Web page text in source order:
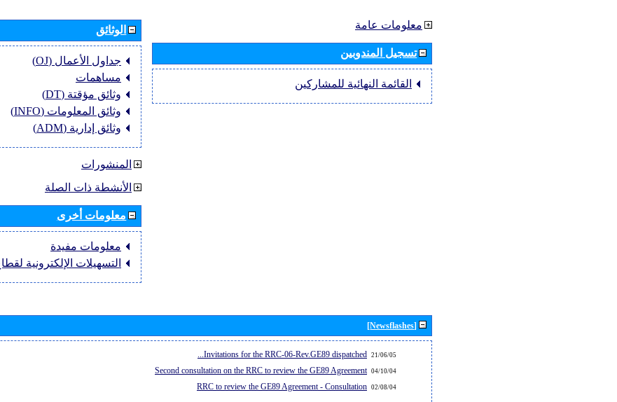
الوثائق
جداول الأعمال (OJ)
مساهمات
وثائق مؤقتة (DT)
وثائق المعلومات (INFO)
وثائق إدارية (ADM)
المنشورات
الأنشطة ذات الصلة
معلومات أخرى
معلومات مفيدة
التسهيلات الإلكترونية
معلومات عامة
تسجيل المندوبين
القائمة النهائية للمشاركين
[Newsflashes]
21/06/05
Invitations for the RRC-06-Rev.GE89 dispatched...
04/10/04
Second consultation on the RRC to review the GE89 Agreement
02/08/04
RRC to review the GE89 Agreement - Consultation